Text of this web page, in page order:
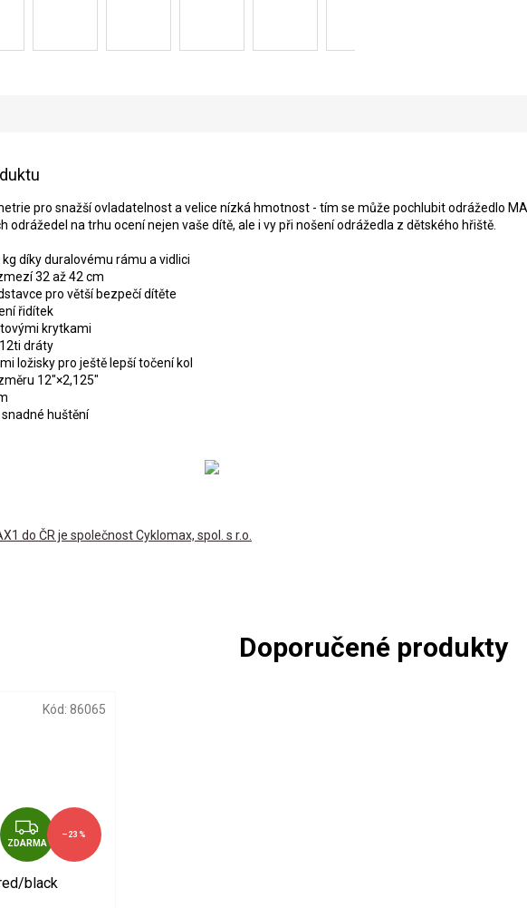
Z
D
A
R
ZDARMA
–23 %
black
Kód: 86065
pro snažší ovladatelnost a velice nízká hmotnost - tím se může pochlubit odrážedlo
odrážedel na trhu ocení nejen vaše dítě, ale i vy při nošení odrážedla z dětského hřiště.
díky duralovému rámu a vidlici
32 až 42 cm
pro větší bezpečí dítěte
řidítek
krytkami
dráty
ložisky pro ještě lepší točení kol
12"×2,125"
huštění
do ČR je společnost Cyklomax, spol. s r.o.